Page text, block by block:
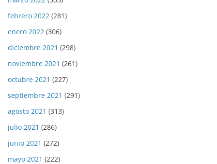
febrero 2022 (281)
enero 2022 (306)
diciembre 2021 (298)
noviembre 2021 (261)
octubre 2021 (227)
septiembre 2021 (291)
agosto 2021 (313)
julio 2021 (286)
junio 2021 (272)
mayo 2021 (222)